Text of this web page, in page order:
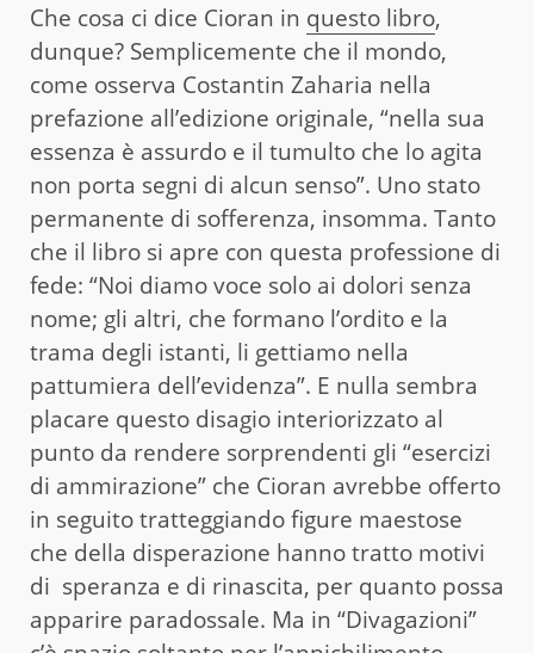
Che cosa ci dice Cioran in questo libro,
dunque? Semplicemente che il mondo,
come osserva Costantin Zaharia nella
prefazione all’edizione originale, “nella sua
essenza è assurdo e il tumulto che lo agita
non porta segni di alcun senso”. Uno stato
permanente di sofferenza, insomma. Tanto
che il libro si apre con questa professione di
fede: “Noi diamo voce solo ai dolori senza
nome; gli altri, che formano l’ordito e la
trama degli istanti, li gettiamo nella
pattumiera dell’evidenza”. E nulla sembra
placare questo disagio interiorizzato al
punto da rendere sorprendenti gli “esercizi
di ammirazione” che Cioran avrebbe offerto
in seguito tratteggiando figure maestose
che della disperazione hanno tratto motivi
di speranza e di rinascita, per quanto possa
apparire paradossale. Ma in “Divagazioni”